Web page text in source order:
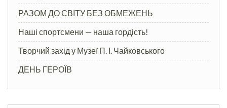
РАЗОМ ДО СВІТУ БЕЗ ОБМЕЖЕНЬ
Наші спортсмени — наша гордість!
Творчий захід у Музеї П. І. Чайковського
ДЕНЬ ГЕРОЇВ